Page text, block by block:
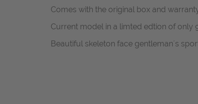
Comes with the original box and
Current model in a limted edtion of only
Beautiful skeleton face gentleman´s